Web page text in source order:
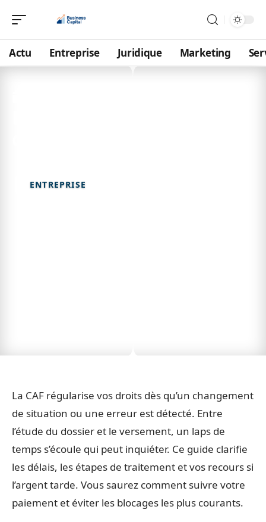
Actu Entreprise Juridique Marketing
ENTREPRISE
La CAF régularise vos droits dès qu’un changement
de situation ou une erreur est détecté. Entre
l’étude du dossier et le versement, un laps de
temps s’écoule qui peut inquiéter. Ce guide clarifie
les délais, les étapes de traitement et vos recours si
l’argent tarde. Vous saurez comment suivre votre
paiement et éviter les blocages les plus courants.